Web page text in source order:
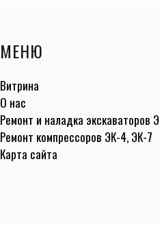
МЕНЮ
Витрина
О нас
Ремонт и наладка экскаваторов
Ремонт компрессоров ЭК-4, ЭК-7
Карта сайта